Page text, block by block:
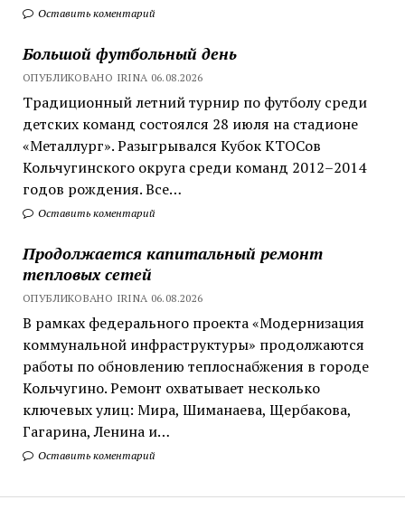
Оставить коментарий
Большой футбольный день
ОПУБЛИКОВАНО IRINA 06.08.2026
Традиционный летний турнир по футболу среди
детских команд состоялся 28 июля на стадионе
«Металлург». Разыгрывался Кубок КТОСов
Кольчугинского округа среди команд 2012–2014
годов рождения. Все…
Оставить коментарий
Продолжается капитальный ремонт
тепловых сетей
ОПУБЛИКОВАНО IRINA 06.08.2026
В рамках федерального проекта «Модернизация
коммунальной инфраструктуры» продолжаются
работы по обновлению теплоснабжения в городе
Кольчугино. Ремонт охватывает несколько
ключевых улиц: Мира, Шиманаева, Щербакова,
Гагарина, Ленина и…
Оставить коментарий